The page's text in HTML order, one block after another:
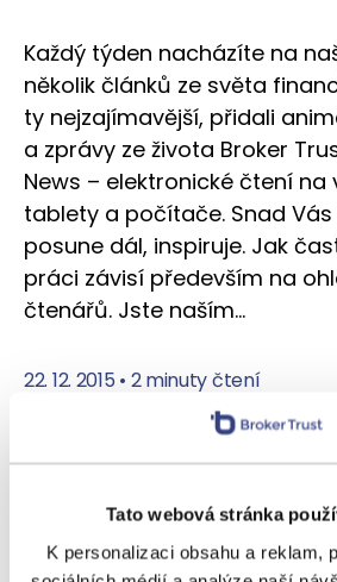
Tato webová stránka
K personalizaci obsahu a reklam,
Každý týden nacházíte na
několik článků ze světa
ty nejzajímavější, přidali
a zprávy ze života Broker
News – elektronické čtení na
tablety a počítače. Snad
posune dál, inspiruje. Jak
práci závisí především na
čtenářů. Jste naším…
22. 12. 2015• 2 minuty čtení